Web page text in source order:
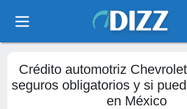
Crédito automotriz
seguros obligatorios y si
en México